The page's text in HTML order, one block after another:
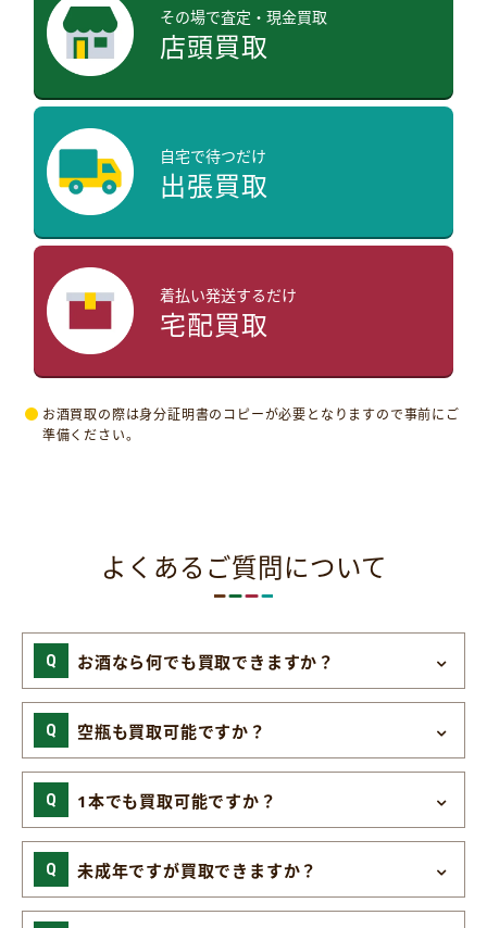
その場で査定・現金買取
店頭買取
自宅で待つだけ
出張買取
着払い発送するだけ
宅配買取
お酒買取の際は身分証明書のコピーが必要となりますので事前にご
準備ください。
よくあるご質問について
お酒なら何でも買取できますか？
空瓶も買取可能ですか？
1本でも買取可能ですか？
未成年ですが買取できますか？